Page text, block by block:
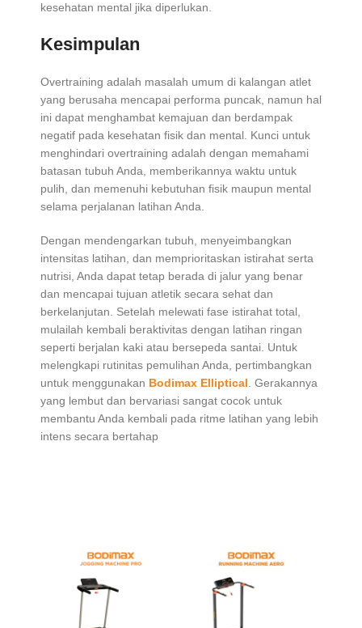
kesehatan mental jika diperlukan.
Kesimpulan
Overtraining adalah masalah umum di kalangan atlet
yang berusaha mencapai performa puncak, namun hal
ini dapat menghambat kemajuan dan berdampak
negatif pada kesehatan fisik dan mental. Kunci untuk
menghindari overtraining adalah dengan memahami
batasan tubuh Anda, memberikannya waktu untuk
pulih, dan memenuhi kebutuhan fisik maupun mental
selama perjalanan latihan Anda.
Dengan mendengarkan tubuh, menyeimbangkan
intensitas latihan, dan memprioritaskan istirahat serta
nutrisi, Anda dapat tetap berada di jalur yang benar
dan mencapai tujuan atletik secara sehat dan
berkelanjutan. Setelah melewati fase istirahat total,
mulailah kembali beraktivitas dengan latihan ringan
seperti berjalan kaki atau bersepeda santai. Untuk
melengkapi rutinitas pemulihan Anda, pertimbangkan
untuk menggunakan Bodimax Elliptical. Gerakannya
yang lembut dan bervariasi sangat cocok untuk
membantu Anda kembali pada ritme latihan yang lebih
intens secara bertahap